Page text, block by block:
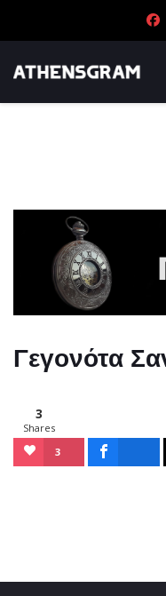
Γεγονότα
3
Shares
3